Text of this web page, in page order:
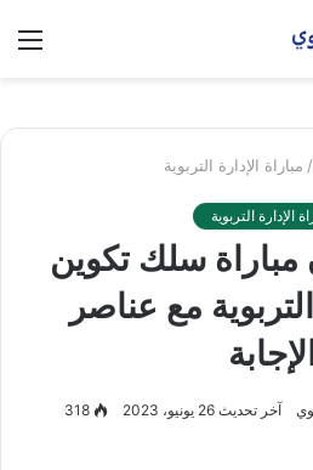
/ مباراة الإدارة التربوية
الإدارة التربوية
مباراة سلك تكوين
مع عناصر
آخر تحديث 26 يونيو، 2023 318